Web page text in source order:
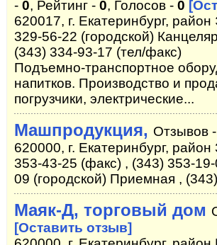
- 0, Рейтинг - 0, Голосов - 0
620017, г. Екатеринбург,
329-56-22 (городской)
(343) 334-93-17 (тел/факс)
Подъемно-транспортное
напитков. Производство и
погрузчики, электрические...
Машпродукция, Отзывов -
620000, г. Екатеринбург,
353-43-25 (факс) , (343) 353-
09 (городской) Приемная ,
Маяк-Д, торговый дом
[Оставить отзыв]